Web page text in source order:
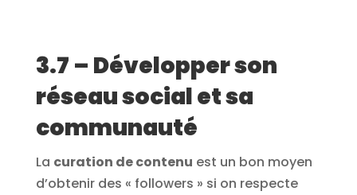
3.7 – Développer son
réseau social et sa
communauté
La curation de contenu est un bon moyen
d’obtenir des « followers » si on respecte